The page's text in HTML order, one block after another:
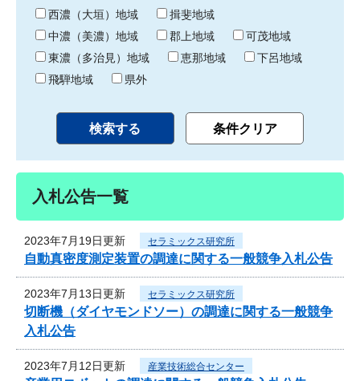
り 西濃（大垣）地域
揖斐地域
中濃（美濃）地域
郡上地域
可茂地域
東濃（多治見）地域
恵那地域
下呂地域
飛騨地域
県外
入札公告一覧
2023年7月19日更新 セラミックス研究所
自動真密度測定装置の調達に関する一般競争入札公告
2023年7月13日更新 セラミックス研究所
切断機（ダイヤモンドソー）の調達に関する一般競争
入札公告
2023年7月12日更新 産業技術総合センター